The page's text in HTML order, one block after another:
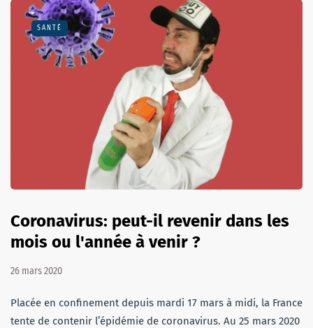
SANTÉ
Coronavirus: peut-il revenir dans les
mois ou l'année à venir ?
26 mars 2020
Placée en confinement depuis mardi 17 mars à midi, la France
tente de contenir l’épidémie de coronavirus. Au 25 mars 2020